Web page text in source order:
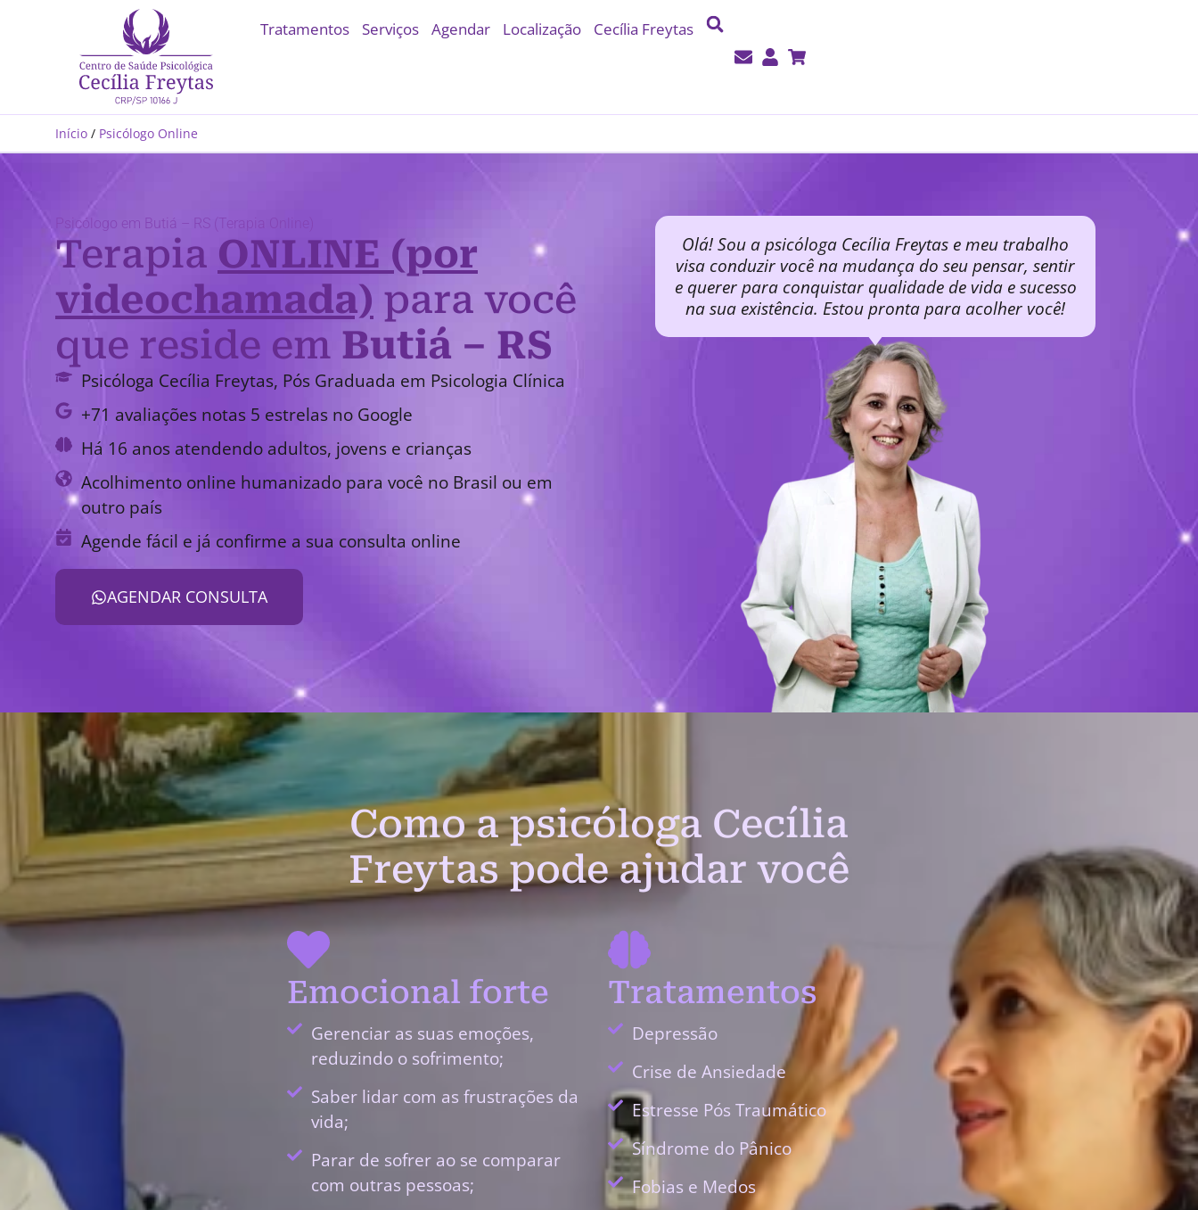
Tratamentos Serviços Agendar Localização Cecília Freytas
Início / Psicólogo Online
Psicólogo em Butiá – RS (Terapia Online)
Terapia ONLINE (por
videochamada) para você
que reside em Butiá – RS
Psicóloga Cecília Freytas, Pós Graduada em Psicologia Clínica
+71 avaliações notas 5 estrelas no Google
Há 16 anos atendendo adultos, jovens e crianças
Acolhimento online humanizado para você no Brasil ou em
outro país
Agende fácil e já confirme a sua consulta online
AGENDAR CONSULTA
Olá! Sou a psicóloga Cecília Freytas e meu trabalho
visa conduzir você na mudança do seu pensar, sentir
e querer para conquistar qualidade de vida e sucesso
na sua existência. Estou pronta para acolher você!
Como a psicóloga Cecília
Freytas pode ajudar você
Emocional forte
Gerenciar as suas emoções,
reduzindo o sofrimento;
Saber lidar com as frustrações da
vida;
Parar de sofrer ao se comparar
com outras pessoas;
Tratamentos
Depressão
Crise de Ansiedade
Estresse Pós Traumático
Síndrome do Pânico
Fobias e Medos